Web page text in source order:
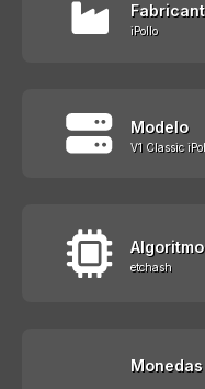
iPollo
Modelo
V1 Classic
etchash